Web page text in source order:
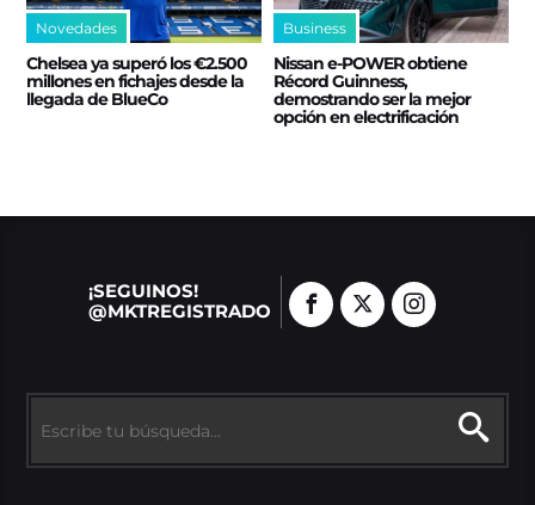
Novedades
Chelsea ya superó los €2.500
millones en fichajes desde la
llegada de BlueCo
Business
Nissan e‑POWER obtiene
Récord Guinness,
demostrando ser la mejor
opción en electrificación
¡SEGUINOS!
@MKTREGISTRADO